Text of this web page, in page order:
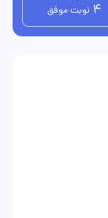
4 نوبت موفق